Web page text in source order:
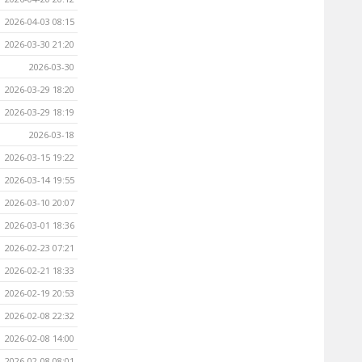
2026-04-03 08:15
2026-03-30 21:20
2026-03-30
2026-03-29 18:20
2026-03-29 18:19
2026-03-18
2026-03-15 19:22
2026-03-14 19:55
2026-03-10 20:07
2026-03-01 18:36
2026-02-23 07:21
2026-02-21 18:33
2026-02-19 20:53
2026-02-08 22:32
2026-02-08 14:00